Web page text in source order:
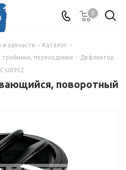
0
запчасти - Каталог -
переходники - Дефлектор
U0902
поворотный